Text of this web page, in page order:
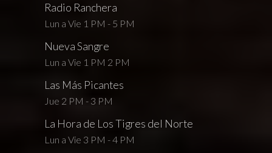
Radio Ranchera
Lun a Vie 1 PM - 5 PM
Nueva Sangre
Lun a Vie 1 PM 2 PM
Las Más Picantes
Jue 2 PM - 3 PM
La Hora de Los Tigres del Norte
Lun a Vie 3 PM - 4 PM